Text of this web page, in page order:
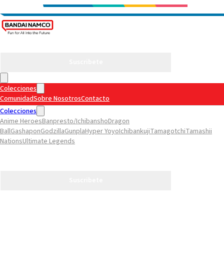
Colecciones
ComunidadSobre NosotrosContacto
Colecciones
Anime HeroesBanpresto/IchibanshoDragon
BallGashaponGodzillaGunplaHyper YoyoIchibankujiTamagotchiTamashii
NationsUltimate Legends